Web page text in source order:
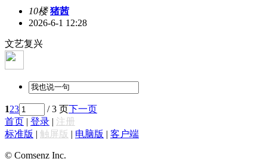
10楼 猪茜
2026-6-1 12:28
文艺复兴
123 / 3 页下一页
首页 | 登录 | 注册
标准版 | 触屏版 | 电脑版 | 客户端
© Comsenz Inc.